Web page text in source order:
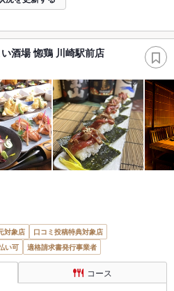
酒場 惚鶏 川崎駅前店
対象店
口コミ投稿特典対象店
い可 適格請求書発行事業者
コース